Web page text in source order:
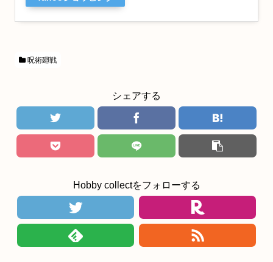
呪術廻戦
シェアする
Hobby collectをフォローする